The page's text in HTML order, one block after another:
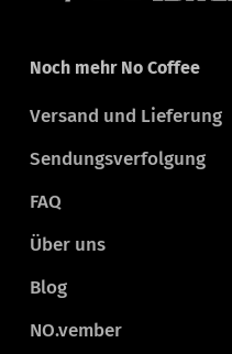
Noch mehr No Coffee
Versand und Lieferung
Sendungsverfolgung
FAQ
Über uns
Blog
NO.vember